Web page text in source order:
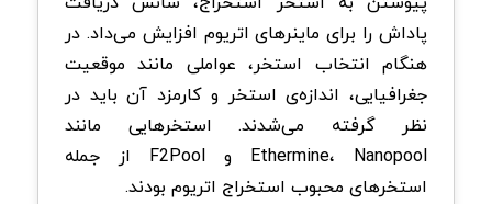
پاداش را برای ماینرهای اتریوم افزایش می‌داد. در
هنگام انتخاب استخر، عواملی مانند موقعیت
جغرافیایی، اندازه‌ی استخر و کارمزد آن باید در
نظر گرفته می‌شدند. استخرهایی مانند
Ethermine، Nanopool و F2Pool از جمله
استخرهای محبوب استخراج اتریوم بودند.